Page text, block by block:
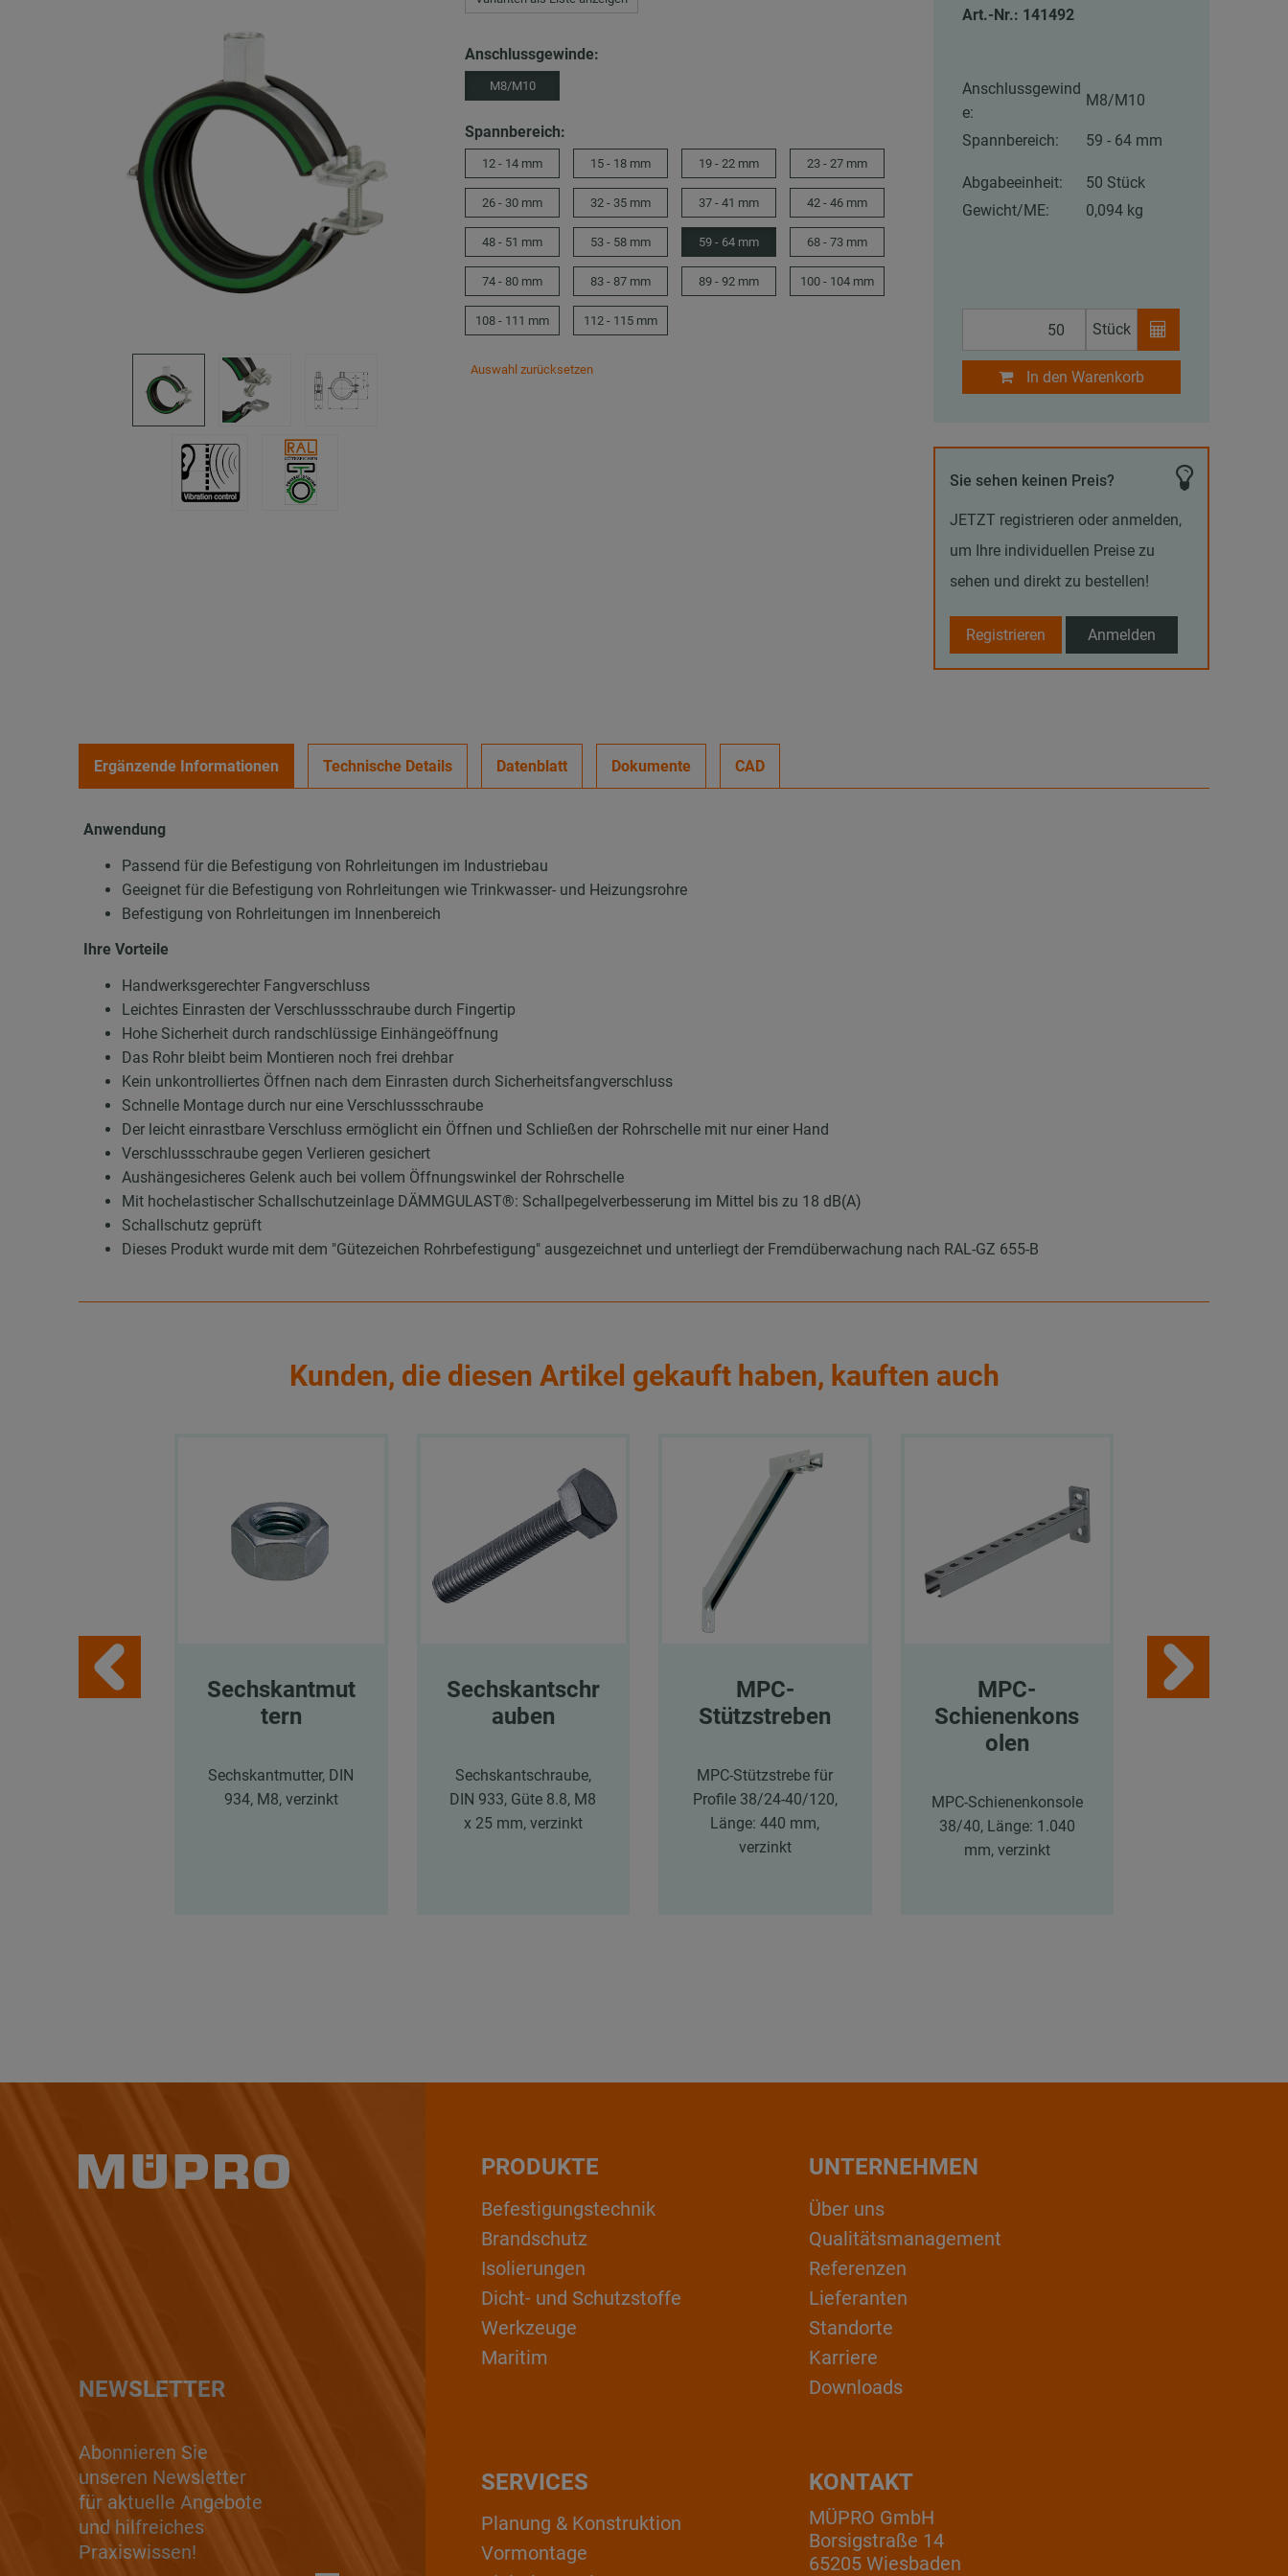
Anschlussgewinde:
M8/M10
Spannbereich:
12 - 14 mm 15 - 18 mm 19 - 22 mm 23 - 27 mm
26 - 30 mm 32 - 35 mm 37 - 41 mm 42 - 46 mm
48 - 51 mm 53 - 58 mm 59 - 64 mm 68 - 73 mm
74 - 80 mm 83 - 87 mm 89 - 92 mm 100 - 104 mm
108 - 111 mm 112 - 115 mm
Auswahl zurücksetzen
Art.-Nr.: 141492
Anschlussgewind
e:
M8/M10
Spannbereich: 59 - 64 mm
Abgabeeinheit:
50 Stück
Gewicht/ME:
0,094 kg
Stück
In den Warenkorb
Sie sehen keinen Preis?
JETZT registrieren oder anmelden,
um Ihre individuellen Preise zu
sehen und direkt zu bestellen!
Registrieren Anmelden
Ergänzende Informationen Technische Details Datenblatt Dokumente CAD
Anwendung
Passend für die Befestigung von Rohrleitungen im Industriebau
Geeignet für die Befestigung von Rohrleitungen wie Trinkwasser- und Heizungsrohre
Befestigung von Rohrleitungen im Innenbereich
Ihre Vorteile
Handwerksgerechter Fangverschluss
Leichtes Einrasten der Verschlussschraube durch Fingertip
Hohe Sicherheit durch randschlüssige Einhängeöffnung
Das Rohr bleibt beim Montieren noch frei drehbar
Kein unkontrolliertes Öffnen nach dem Einrasten durch Sicherheitsfangverschluss
Schnelle Montage durch nur eine Verschlussschraube
Der leicht einrastbare Verschluss ermöglicht ein Öffnen und Schließen der Rohrschelle mit nur einer Hand
Verschlussschraube gegen Verlieren gesichert
Aushängesicheres Gelenk auch bei vollem Öffnungswinkel der Rohrschelle
Mit hochelastischer Schallschutzeinlage DÄMMGULAST®: Schallpegelverbesserung im Mittel bis zu 18 dB(A)
Schallschutz geprüft
Dieses Produkt wurde mit dem "Gütezeichen Rohrbefestigung" ausgezeichnet und unterliegt der Fremdüberwachung nach RAL-GZ 655-B
Kunden, die diesen Artikel gekauft haben, kauften auch
Sechskantmut
tern
Sechskantmutter, DIN
934, M8, verzinkt
Sechskantschr
auben
Sechskantschraube,
DIN 933, Güte 8.8, M8
x 25 mm, verzinkt
MPC-
Stützstreben
MPC-Stützstrebe für
Profile 38/24-40/120,
Länge: 440 mm,
verzinkt
MPC-
Schienenkons
olen
MPC-Schienenkonsole
38/40, Länge: 1.040
mm, verzinkt
NEWSLETTER
Abonnieren Sie
unseren Newsletter
für aktuelle Angebote
und hilfreiches
Praxiswissen!
PRODUKTE
Befestigungstechnik
Brandschutz
Isolierungen
Dicht- und Schutzstoffe
Werkzeuge
Maritim
UNTERNEHMEN
Über uns
Qualitätsmanagement
Referenzen
Lieferanten
Standorte
Karriere
Downloads
KONTAKT
MÜPRO GmbH
Borsigstraße 14
65205 Wiesbaden
SERVICES
Planung & Konstruktion
Vormontage